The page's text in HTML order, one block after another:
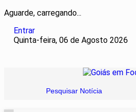
Aguarde, carregando...
Entrar
Quinta-feira, 06 de Agosto 2026
Pesquisar Notícia